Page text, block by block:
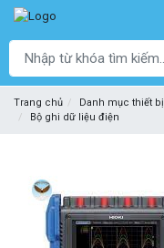
Trang chủ Danh mục thiết bị
Bộ ghi dữ liệu điện